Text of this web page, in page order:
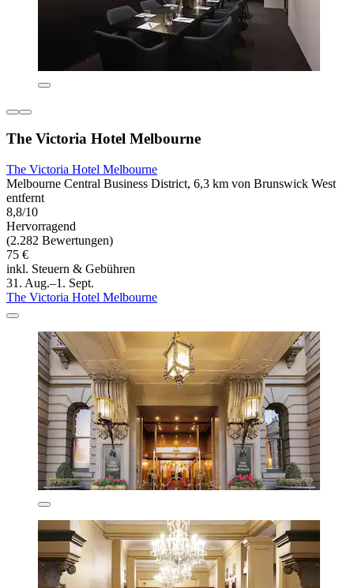
The Victoria Hotel Melbourne
The Victoria Hotel Melbourne
Melbourne Central Business District, 6,3 km von Brunswick West
entfernt
8,8/10
Hervorragend
(2.282 Bewertungen)
75 €
inkl. Steuern & Gebühren
31. Aug.–1. Sept.
The Victoria Hotel Melbourne